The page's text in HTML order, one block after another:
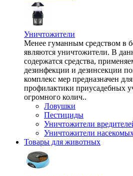
Уничтожители
Менее гуманным средством в
являются уничтожители. В
содержатся средства,
дезинфекции и дезинсекции
комплекс мер предназначен
профилактики приусадебных
огромного колич..
Ловушки
Пестициды
Уничтожители
Уничтожители
Товары для животных